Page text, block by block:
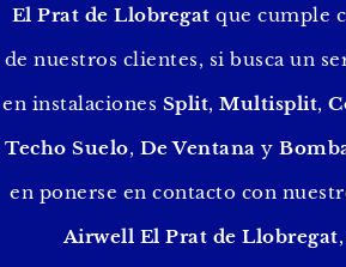
El Prat de Llobregat que cumple
de nuestros clientes, si busca un
en instalaciones Split, Multisplit,
Techo Suelo, De Ventana y
en ponerse en contacto con
Airwell El Prat de Llobregat